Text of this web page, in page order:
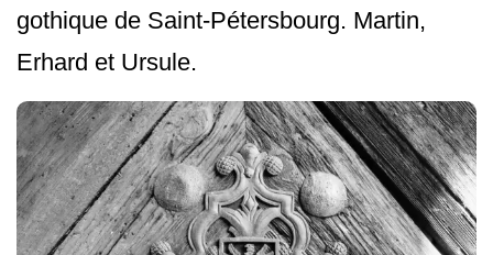
gothique de Saint-Pétersbourg. Martin,
Erhard et Ursule.